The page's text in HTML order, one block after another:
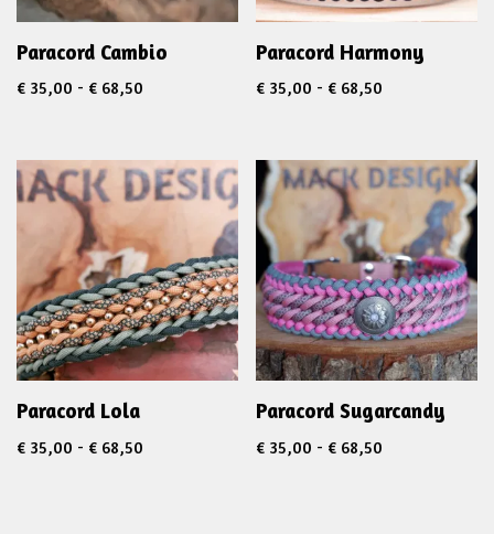
Paracord Cambio
€ 35,00 - € 68,50
Paracord Harmony
€ 35,00 - € 68,50
Paracord Lola
€ 35,00 - € 68,50
Paracord Sugarcandy
€ 35,00 - € 68,50